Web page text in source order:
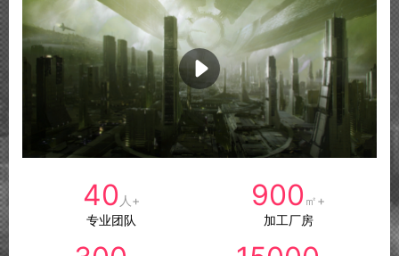
40 人+
专业团队
900 ㎡+
加工厂房